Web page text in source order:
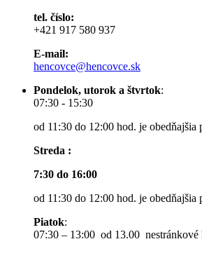
tel. číslo:
+421 917 580 937
E-mail:
hencovce@hencovce.sk
Pondelok, utorok a štvrtok:
07:30 - 15:30
od 11:30 do 12:00 hod. je obedňajšia
Streda :
7:30 do 16:00
od 11:30 do 12:00 hod. je obedňajšia
Piatok:
07:30 – 13:00 od 13.00 nestránkové